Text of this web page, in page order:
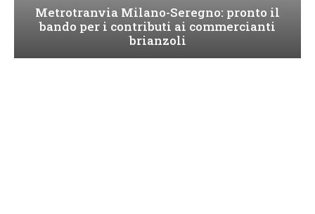
Metrotranvia Milano-Seregno: pronto il
bando per i contributi ai commercianti
brianzoli